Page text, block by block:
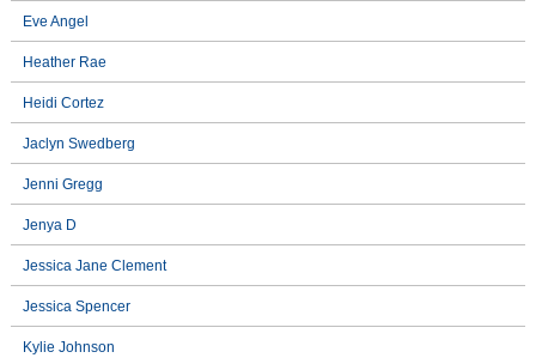
Eve Angel
Heather Rae
Heidi Cortez
Jaclyn Swedberg
Jenni Gregg
Jenya D
Jessica Jane Clement
Jessica Spencer
Kylie Johnson